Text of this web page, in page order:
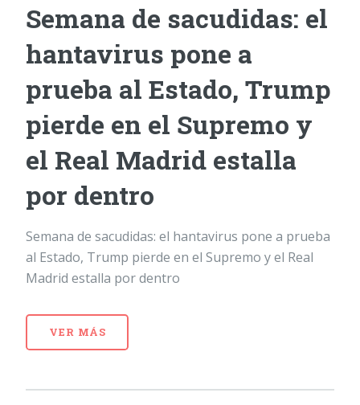
Semana de sacudidas: el
hantavirus pone a
prueba al Estado, Trump
pierde en el Supremo y
el Real Madrid estalla
por dentro
Semana de sacudidas: el hantavirus pone a prueba
al Estado, Trump pierde en el Supremo y el Real
Madrid estalla por dentro
VER MÁS